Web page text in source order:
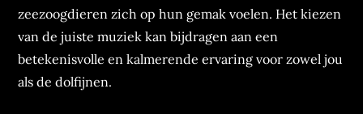
zeezoogdieren zich op hun gemak voelen. Het kiezen
van de juiste muziek kan bijdragen aan een
betekenisvolle en kalmerende ervaring voor zowel jou
als de dolfijnen.